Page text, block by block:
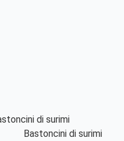
Bastoncini di surimi